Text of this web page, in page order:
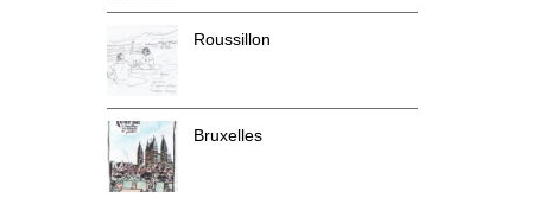
Roussillon
Bruxelles